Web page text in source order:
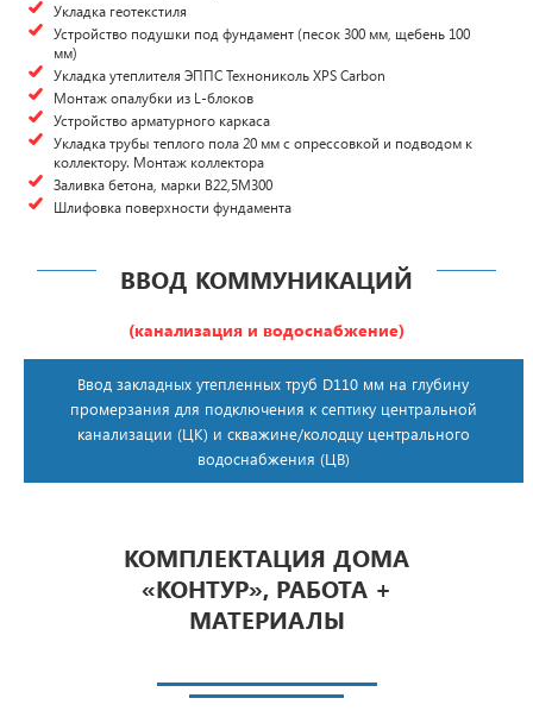
Укладка геотекстиля
Устройство подушки под фундамент (песок 300 мм, щебень 100
мм)
Укладка утеплителя ЭППС Технониколь XPS Carbon
Монтаж опалубки из L-блоков
Устройство арматурного каркаса
Укладка трубы теплого пола 20 мм с опрессовкой и подводом к
коллектору. Монтаж коллектора
Заливка бетона, марки В22,5М300
Шлифовка поверхности фундамента
ВВОД КОММУНИКАЦИЙ
(канализация и водоснабжение)
Ввод закладных утепленных труб D110 мм на глубину
промерзания для подключения к септику центральной
канализации (ЦК) и скважине/колодцу центрального
водоснабжения (ЦВ)
КОМПЛЕКТАЦИЯ ДОМА
«КОНТУР», РАБОТА +
МАТЕРИАЛЫ